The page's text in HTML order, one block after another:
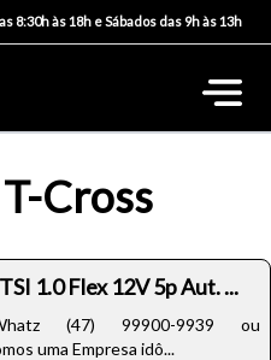
8:30h às 18h e Sábados das 9h às 13h
Cross
1.0 Flex 12V 5p Aut. ...
(47) 99900-9939 ou
uma Empresa idô...